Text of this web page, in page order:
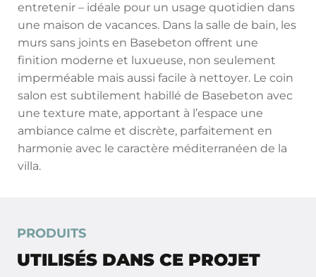
entretenir – idéale pour un usage quotidien dans
une maison de vacances. Dans la salle de bain, les
murs sans joints en Basebeton offrent une
finition moderne et luxueuse, non seulement
imperméable mais aussi facile à nettoyer. Le coin
salon est subtilement habillé de Basebeton avec
une texture mate, apportant à l’espace une
ambiance calme et discrète, parfaitement en
harmonie avec le caractère méditerranéen de la
villa.
PRODUITS
UTILISÉS DANS CE PROJET